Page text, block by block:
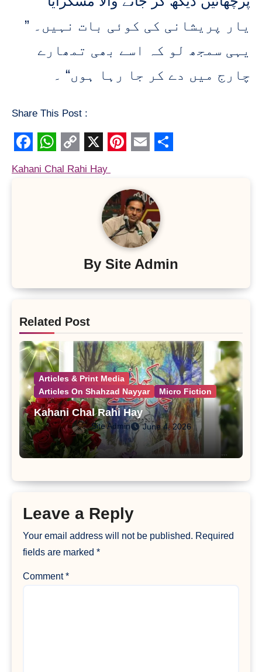
” یار پریشانی کی کوئی بات نہیں۔
یہی سمجھ لو کہ اسے بھی تمھارے
چارج میں دے کر جا رہا ہوں“ ۔
Share This Post :
Facebook
WhatsApp
Copy
Link
X
Post
Kahani Chal Rahi Hay
By Site Admin
Related Post
Articles & Print Media
Articles On Shahzad Nayyar
Micro Fiction
Kahani Chal Rahi Hay
Site Admin June 4, 2026
Leave a Reply
Your email address will not be published. Required
fields are marked*
Comment*